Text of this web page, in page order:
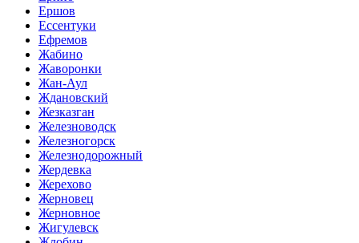
Ершов
Ессентуки
Ефремов
Жабино
Жаворонки
Жан-Аул
Ждановский
Жезказган
Железноводск
Железногорск
Железнодорожный
Жердевка
Жерехово
Жерновец
Жерновное
Жигулевск